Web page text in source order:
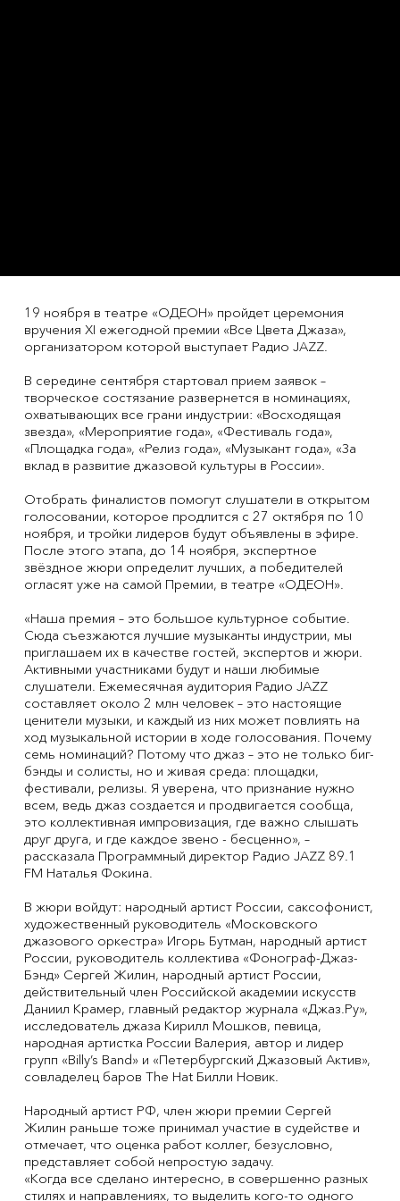
19 ноября в театре «ОДЕОН» пройдет церемония
вручения XI ежегодной премии «Все Цвета Джаза»,
организатором которой выступает Радио JAZZ.
В середине сентября стартовал прием заявок –
творческое состязание развернется в номинациях,
охватывающих все грани индустрии: «Восходящая
звезда», «Мероприятие года», «Фестиваль года»,
«Площадка года», «Релиз года», «Музыкант года», «За
вклад в развитие джазовой культуры в России».
Отобрать финалистов помогут слушатели в открытом
голосовании, которое продлится с 27 октября по 10
ноября, и тройки лидеров будут объявлены в эфире.
После этого этапа, до 14 ноября, экспертное
звёздное жюри определит лучших, а победителей
огласят уже на самой Премии, в театре «ОДЕОН».
«Наша премия – это большое культурное событие.
Сюда съезжаются лучшие музыканты индустрии, мы
приглашаем их в качестве гостей, экспертов и жюри.
Активными участниками будут и наши любимые
слушатели. Ежемесячная аудитория Радио JAZZ
составляет около 2 млн человек – это настоящие
ценители музыки, и каждый из них может повлиять на
ход музыкальной истории в ходе голосования. Почему
семь номинаций? Потому что джаз – это не только биг-
бэнды и солисты, но и живая среда: площадки,
фестивали, релизы. Я уверена, что признание нужно
всем, ведь джаз создается и продвигается сообща,
это коллективная импровизация, где важно слышать
друг друга, и где каждое звено - бесценно», –
рассказала Программный директор Радио JAZZ 89.1
FM Наталья Фокина.
В жюри войдут: народный артист России, саксофонист,
художественный руководитель «Московского
джазового оркестра» Игорь Бутман, народный артист
России, руководитель коллектива «Фонограф-Джаз-
Бэнд» Сергей Жилин, народный артист России,
действительный член Российской академии искусств
Даниил Крамер, главный редактор журнала «Джаз.Ру»,
исследователь джаза Кирилл Мошков, певица,
народная артистка России Валерия, автор и лидер
групп «Billy’s Band» и «Петербургский Джазовый Актив»,
совладелец баров The Hat Билли Новик.
Народный артист РФ, член жюри премии Сергей
Жилин раньше тоже принимал участие в судействе и
отмечает, что оценка работ коллег, безусловно,
представляет собой непростую задачу.
«Когда все сделано интересно, в совершенно разных
стилях и направлениях, то выделить кого-то одного